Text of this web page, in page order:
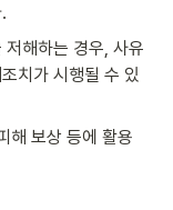
해하는 경우, 사유
치가 시행될 수 있
해 보상 등에 활용